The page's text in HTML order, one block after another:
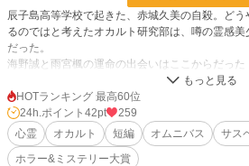
辰子島高等学校で起きた、赤城久美の自殺。ど
るのではと考えたオカルト研究部は、噂の霊感
だった。
海野誠と雨宮楓の運命の出会いはここからだった
※雨宮健の心霊事件簿シリーズの、若き日の楓ば
※昭和40年代後半が舞台なので言葉遣いや出てく
は異なります
※スピンオフですが単体でも問題なく読めます
HOTランキング 最高60位
24h.ポイント 42pt
259
心霊
オカルト 短編 オムニバス
サス
ホラー&ミステリー大賞